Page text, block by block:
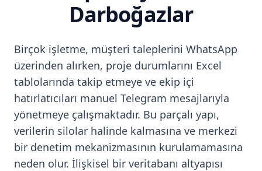
Darboğazlar
Birçok işletme, müşteri taleplerini WhatsApp
üzerinden alırken, proje durumlarını Excel
tablolarında takip etmeye ve ekip içi
hatırlatıcıları manuel Telegram mesajlarıyla
yönetmeye çalışmaktadır. Bu parçalı yapı,
verilerin silolar halinde kalmasına ve merkezi
bir denetim mekanizmasının kurulamamasına
neden olur. İlişkisel bir veritabanı altyapısı